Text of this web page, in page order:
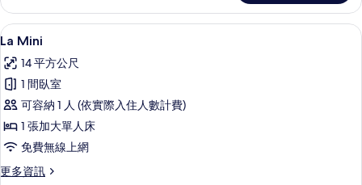
的
詳
情
顯
示
La
Mini
的
所
有
相
La Mini | 羽絨被、迷你吧、客房內保
4
La Mini
14 平方公尺
1 間臥室
可容納 1 人 (依實際入住人數計費)
1 張加大單人床
免費無線上網
更多資訊
更